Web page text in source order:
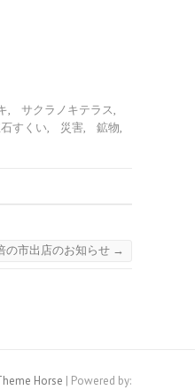
, サクラノキテラス,
すくい, 災害, 鉱物,
の市出店のお知らせ →
Horse | Powered by: